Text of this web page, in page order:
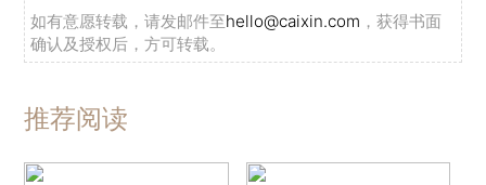
如有意愿转载，请发邮件至hello@caixin.com ，获得书面
确认及授权后，方可转载。
推荐阅读